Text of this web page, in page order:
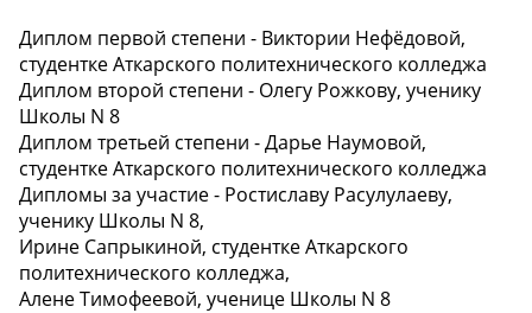
Диплом первой степени - Виктории Нефёдовой,
студентке Аткарского политехнического колледжа
Диплом второй степени - Олегу Рожкову, ученику
Школы N 8
Диплом третьей степени - Дарье Наумовой,
студентке Аткарского политехнического колледжа
Дипломы за участие - Ростиславу Расулулаеву,
ученику Школы N 8,
Ирине Сапрыкиной, студентке Аткарского
политехнического колледжа,
Алене Тимофеевой, ученице Школы N 8